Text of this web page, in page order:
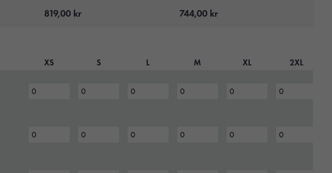
819,00 kr 744,00 kr
XS S L M XL 2XL